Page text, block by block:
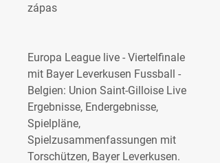
zápas
Europa League live - Viertelfinale
mit Bayer Leverkusen Fussball -
Belgien: Union Saint-Gilloise Live
Ergebnisse, Endergebnisse,
Spielpläne,
Spielzusammenfassungen mit
Torschützen, Bayer Leverkusen.